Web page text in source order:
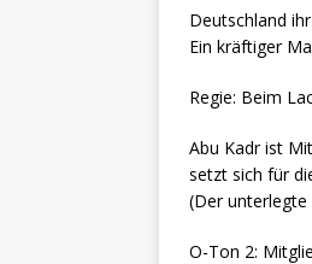
Deutschland
Ein kräftiger
Regie: Beim
Abu Kadr ist
setzt sich für
(Der
O-Ton 2: